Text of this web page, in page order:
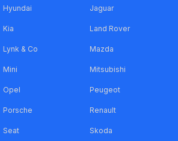
Hyundai Jaguar
Kia Land Rover
Lynk & Co Mazda
Mini Mitsubishi
Opel Peugeot
Porsche Renault
Seat Skoda